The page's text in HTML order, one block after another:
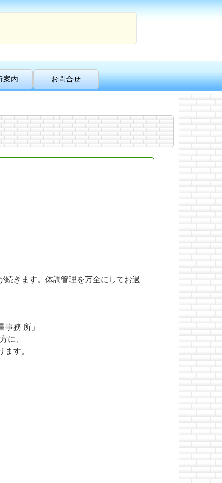
案内 お問合せ
続きます。体調管理を万全にしてお過
務 所」
に、
す。